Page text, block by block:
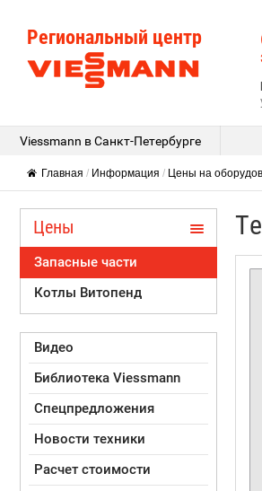
Региональный центр
Viessmann в Санкт-Петербурге
Главная / Информация / Цены на
Цены
Запасные части
Котлы Витопенд
Видео
Библиотека Viessmann
Спецпредложения
Новости техники
Расчет стоимости